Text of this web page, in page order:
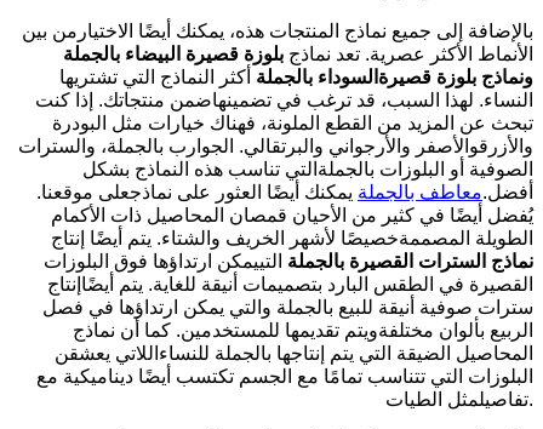
بالإضافة إلى جميع نماذج المنتجات هذه، يمكنك أيضًا الاختيارمن بين
الأنماط الأكثر عصرية. تعد نماذج بلوزة قصيرة البيضاء بالجملة
ونماذج بلوزة قصيرة السوداء بالجملة أكثر النماذج التي تشتريها
النساء. لهذا السبب، قد ترغب في تضمينهاضمن منتجاتك. إذا كنت
تبحث عن المزيد من القطع الملونة، فهناك خيارات مثل البودرة
والأزرقوالأصفر والأرجواني والبرتقالي. الجوارب بالجملة، والسترات
الصوفية أو البلوزات بالجملةالتي تناسب هذه النماذج بشكل
أفضل.معاطف بالجملة يمكنك أيضًا العثور على نماذجعلى موقعنا.
يُفضل أيضًا في كثير من الأحيان قمصان المحاصيل ذات الأكمام
الطويلة المصممةخصيصًا لأشهر الخريف والشتاء. يتم أيضًا إنتاج
نماذج السترات القصيرة بالجملة التييمكن ارتداؤها فوق البلوزات
القصيرة في الطقس البارد بتصميمات أنيقة للغاية. يتم أيضًاإنتاج
سترات صوفية أنيقة للبيع بالجملة والتي يمكن ارتداؤها في فصل
الربيع بألوان مختلفةويتم تقديمها للمستخدمين. كما أن نماذج
المحاصيل الضيقة التي يتم إنتاجها بالجملة للنساءاللاتي يعشقن
البلوزات التي تتناسب تمامًا مع الجسم تكتسب أيضًا ديناميكية مع
تفاصيلمثل الطيات.